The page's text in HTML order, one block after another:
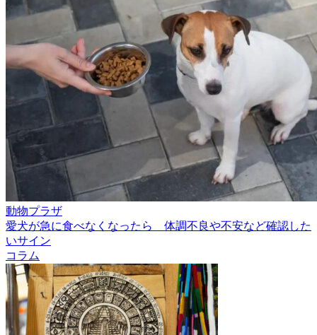
動物プラザ
愛犬が急に食べなくなったら 体調不良や不安など確認した
いサイン
コラム